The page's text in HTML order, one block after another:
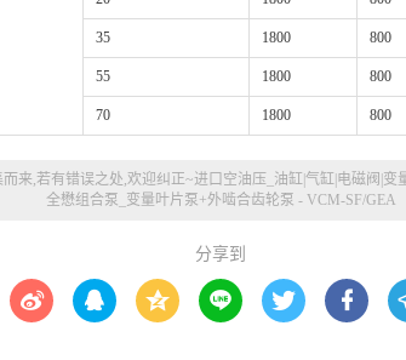
35 1800 800
55 1800 800
70 1800 800
来,若有错误之处,欢迎纠正~进口空油压_油缸|气缸|电磁阀|变
全懋组合泵_变量叶片泵+外啮合齿轮泵 - VCM-SF/GEA
分享到
     